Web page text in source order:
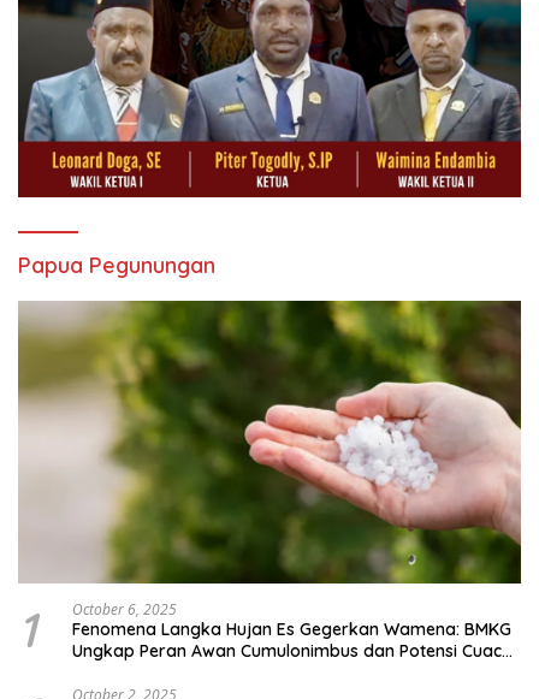
Papua Pegunungan
1 October 6, 2025
Fenomena Langka Hujan Es Gegerkan Wamena: BMKG
Ungkap Peran Awan Cumulonimbus dan Potensi Cuaca
October 2, 2025